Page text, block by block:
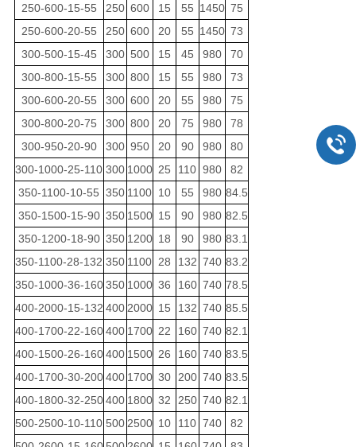
250-600-15-55
250 600 15 55 1450 75
250-600-20-55
250 600 20 55 1450 73
300-500-15-45
300 500 15 45 980
70
300-800-15-55
300 800 15 55 980
73
300-600-20-55
300 600 20 55 980
75
300-800-20-75
300 800 20 75 980
78
300-950-20-90
300 950 20 90 980
80
300-1000-25-110 300 1000 25 110 980
82
350-1100-10-55 350 1100 10 55 980 84.5
350-1500-15-90 350 1500 15 90 980 82.5
350-1200-18-90 350 1200 18 90 980 83.1
350-1100-28-132 350 1100 28 132 740 83.2
350-1000-36-160350 1000 36 160 740 78.5
400-2000-15-132 400 2000 15 132 740 85.5
400-1700-22-160400 1700 22 160 740 82.1
400-1500-26-160400 1500 26 160 740 83.5
400-1700-30-200400 1700 30 200 740 83.5
400-1800-32-250400 1800 32 250 740 82.1
500-2500-10-110 500 2500 10 110 740
82